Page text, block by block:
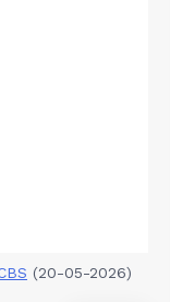
(20-05-2026)